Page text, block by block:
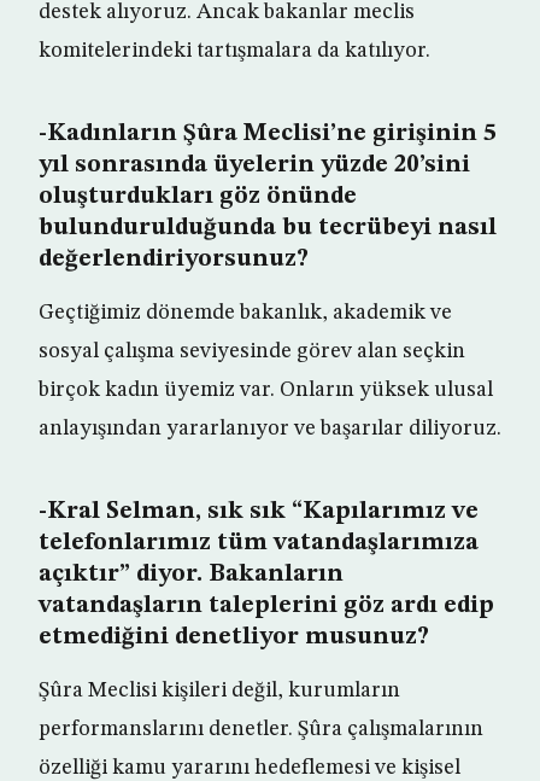
destek alıyoruz. Ancak bakanlar meclis
komitelerindeki tartışmalara da katılıyor.
-Kadınların Şûra Meclisi’ne girişinin 5
yıl sonrasında üyelerin yüzde 20’sini
oluşturdukları göz önünde
bulundurulduğunda bu tecrübeyi nasıl
değerlendiriyorsunuz?
Geçtiğimiz dönemde bakanlık, akademik ve
sosyal çalışma seviyesinde görev alan seçkin
birçok kadın üyemiz var. Onların yüksek ulusal
anlayışından yararlanıyor ve başarılar diliyoruz.
-Kral Selman, sık sık “Kapılarımız ve
telefonlarımız tüm vatandaşlarımıza
açıktır” diyor. Bakanların
vatandaşların taleplerini göz ardı edip
etmediğini denetliyor musunuz?
Şûra Meclisi kişileri değil, kurumların
performanslarını denetler. Şûra çalışmalarının
özelliği kamu yararını hedeflemesi ve kişisel